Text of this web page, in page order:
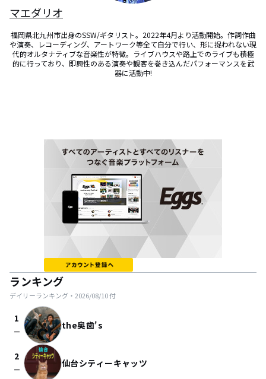
マエダリオ
福岡県北九州市出身のSSW/ギタリスト。2022年4月より活動開始。作詞作曲
や演奏、レコーディング、アートワーク等全て自分で行い、形に捉われない現
代的オルタナティブな音楽性が特徴。ライブハウスや路上でのライブも積極
的に行っており、即興性のある演奏や観客を巻き込んだパフォーマンスを武
器に活動中!
ランキング
デイリーランキング・ 2026/08/10付
1
check_indeterminate_small the奥歯's
2
check_indeterminate_small 仙台シティーキャッツ